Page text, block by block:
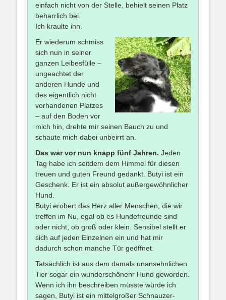
einfach nicht von der Stelle, behielt seinen Platz
beharrlich bei.
Ich kraulte ihn.
Er wiederum schmiss
sich nun in seiner
ganzen Leibesfülle –
ungeachtet der
anderen Hunde und
des eigentlich nicht
vorhandenen Platzes
– auf den Boden vor
mich hin, drehte mir seinen Bauch zu und
schaute mich dabei unbeirrt an.
Das war vor nun knapp fünf Jahren. Jeden
Tag habe ich seitdem dem Himmel für diesen
treuen und guten Freund gedankt. Butyi ist ein
Geschenk. Er ist ein absolut außergewöhnlicher
Hund.
Butyi erobert das Herz aller Menschen, die wir
treffen im Nu, egal ob es Hundefreunde sind
oder nicht, ob groß oder klein. Sensibel stellt er
sich auf jeden Einzelnen ein und hat mir
dadurch schon manche Tür geöffnet.
Tatsächlich ist aus dem damals unansehnlichen
Tier sogar ein wunderschönenr Hund geworden.
Wenn ich ihn beschreiben müsste würde ich
sagen, Butyi ist ein mittelgroßer Schnauzer-